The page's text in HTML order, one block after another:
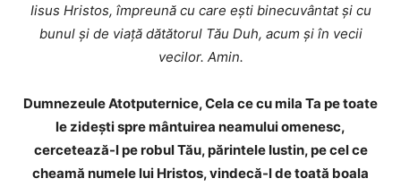
Iisus Hristos, împreună cu care ești binecuvântat și cu
bunul și de viață dătătorul Tău Duh, acum și în vecii
vecilor. Amin.
Dumnezeule Atotputernice, Cela ce cu mila Ta pe toate
le zideşti spre mântuirea neamului omenesc,
cercetează-l pe robul Tău, părintele Iustin, pe cel ce
cheamă numele lui Hristos, vindecă-l de toată boala